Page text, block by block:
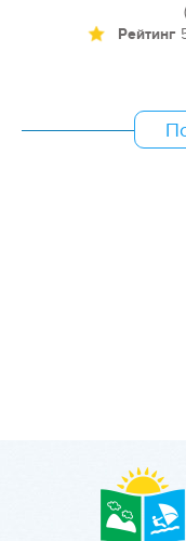
Рейтинг